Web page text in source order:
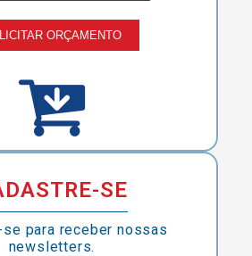
ORÇAMENTO
SE
para receber nossas
newsletters.